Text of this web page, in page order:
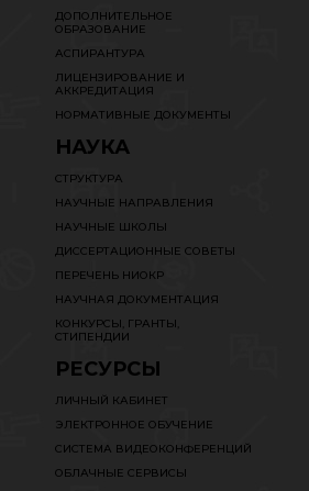
ДОПОЛНИТЕЛЬНОЕ
ОБРАЗОВАНИЕ
АСПИРАНТУРА
ЛИЦЕНЗИРОВАНИЕ И
АККРЕДИТАЦИЯ
НОРМАТИВНЫЕ ДОКУМЕНТЫ
НАУКА
СТРУКТУРА
НАУЧНЫЕ НАПРАВЛЕНИЯ
НАУЧНЫЕ ШКОЛЫ
ДИССЕРТАЦИОННЫЕ СОВЕТЫ
ПЕРЕЧЕНЬ НИОКР
НАУЧНАЯ ДОКУМЕНТАЦИЯ
КОНКУРСЫ, ГРАНТЫ,
СТИПЕНДИИ
РЕСУРСЫ
ЛИЧНЫЙ КАБИНЕТ
ЭЛЕКТРОННОЕ ОБУЧЕНИЕ
СИСТЕМА ВИДЕОКОНФЕРЕНЦИЙ
ОБЛАЧНЫЕ СЕРВИСЫ